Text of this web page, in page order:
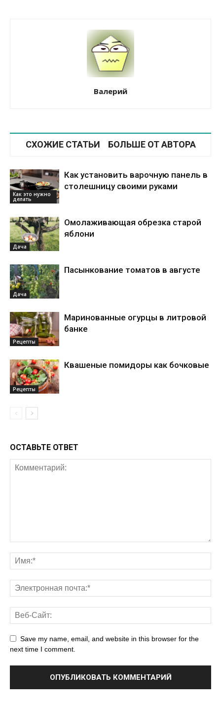
Валерий
СХОЖИЕ СТАТЬИ БОЛЬШЕ ОТ АВТОРА
Как это нужно
делать
Как установить варочную панель в
столешницу своими руками
Дача
Омолаживающая обрезка старой
яблони
Дача
Пасынкование томатов в августе
Рецепты
Маринованные огурцы в литровой
банке
Рецепты
Квашеные помидоры как бочковые
ОСТАВЬТЕ ОТВЕТ
Save my name, email, and website in this browser for the
next time I comment.